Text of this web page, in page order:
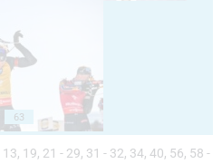
63
19, 21 - 29, 31 - 32, 34, 40, 56, 58 -